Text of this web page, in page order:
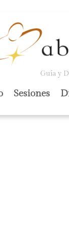
Guía y
Sesiones